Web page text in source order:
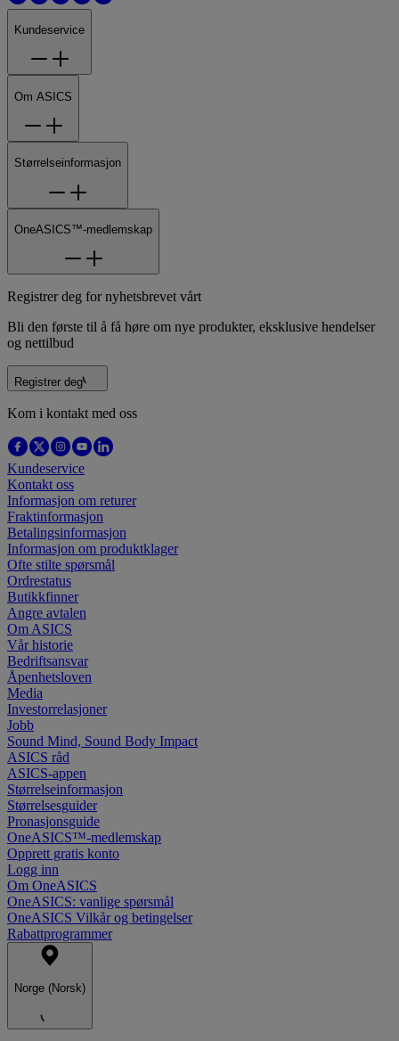
Kundeservice
Om ASICS
Størrelseinformasjon
OneASICS™-medlemskap
Registrer deg for nyhetsbrevet vårt
Bli den første til å få høre om nye produkter, eksklusive hendelser
og nettilbud
Registrer deg
Kom i kontakt med oss
Kundeservice
Kontakt oss
Informasjon om returer
Fraktinformasjon
Betalingsinformasjon
Informasjon om produktklager
Ofte stilte spørsmål
Ordrestatus
Butikkfinner
Angre avtalen
Om ASICS
Vår historie
Bedriftsansvar
Åpenhetsloven
Media
Investorrelasjoner
Jobb
Sound Mind, Sound Body Impact
ASICS råd
ASICS-appen
Størrelseinformasjon
Størrelsesguider
Pronasjonsguide
OneASICS™-medlemskap
Opprett gratis konto
Logg inn
Om OneASICS
OneASICS: vanlige spørsmål
OneASICS Vilkår og betingelser
Rabattprogrammer
Norge (Norsk)